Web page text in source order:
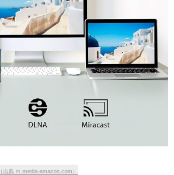
（出典 m.media-amazon.com）